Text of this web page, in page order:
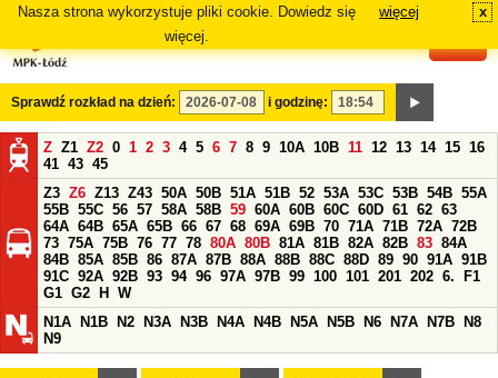
Nasza strona wykorzystuje pliki cookie. Dowiedz się
więcej.
więcej x
Sprawdź rozkład na dzień: i godzinę:
Z Z1 Z2 0 1 2 3 4 5 6 7 8 9 10A 10B 11 12 13 14 15 16
41 43 45
Z3 Z6 Z13 Z43 50A 50B 51A 51B 52 53A 53C 53B 54B 55A
55B 55C 56 57 58A 58B 59 60A 60B 60C 60D 61 62 63
64A 64B 65A 65B 66 67 68 69A 69B 70 71A 71B 72A 72B
73 75A 75B 76 77 78 80A 80B 81A 81B 82A 82B 83 84A
84B 85A 85B 86 87A 87B 88A 88B 88C 88D 89 90 91A 91B
91C 92A 92B 93 94 96 97A 97B 99 100 101 201 202 6.
F1
G1 G2 H
W
N1A
N1B N2 N3A N3B N4A N4B N5A N5B N6 N7A N7B
N8
N9